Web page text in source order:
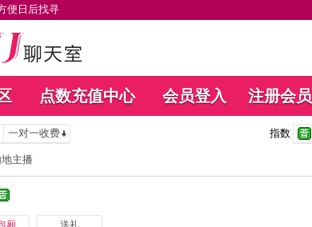
便日后找寻
点数充值中心 会员登入 注册会员
一对一收费 指数
地主播
厢 送礼